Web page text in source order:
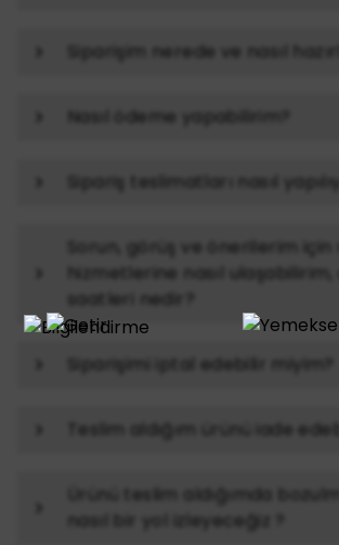
Siparişim nerede ve nasıl
Nasıl ödeme yapabilirim?
Sipariş teslimatları nasıl
Sorun, görüş ve önerilerim için
hizmetlerine nasıl ulaşabilirim,
saatleri nedir?
Siparişimi iptal edebilir miyim?
Teslim aldığım ürünü iade
Ürünü teslim aldığımda
nasıl bir yol izleyeceğiz ?